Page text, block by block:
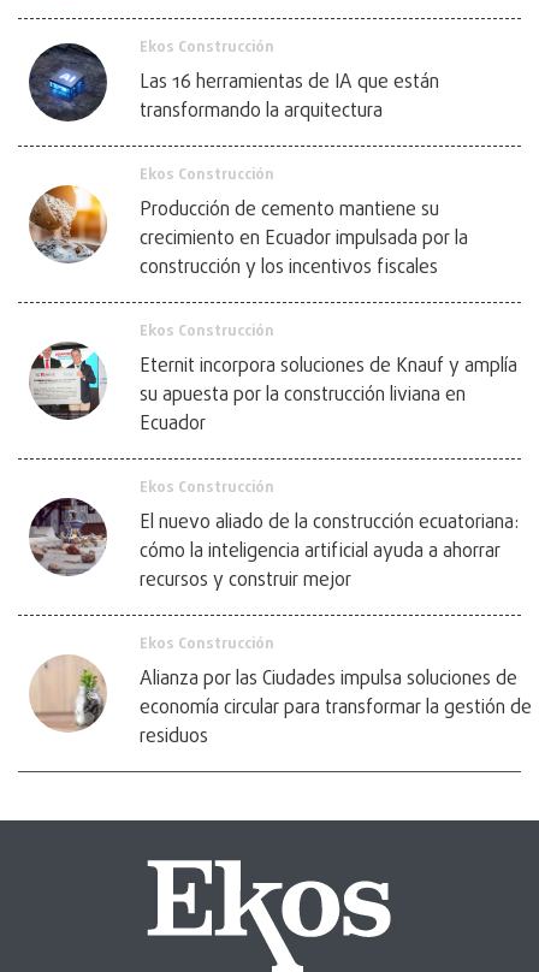
Ekos Construcción
Las 16 herramientas de IA que están
transformando la arquitectura
Ekos Construcción
Producción de cemento mantiene su
crecimiento en Ecuador impulsada por la
construcción y los incentivos fiscales
Ekos Construcción
Eternit incorpora soluciones de Knauf y amplía
su apuesta por la construcción liviana en
Ecuador
Ekos Construcción
El nuevo aliado de la construcción ecuatoriana:
cómo la inteligencia artificial ayuda a ahorrar
recursos y construir mejor
Ekos Construcción
Alianza por las Ciudades impulsa soluciones de
economía circular para transformar la gestión de
residuos